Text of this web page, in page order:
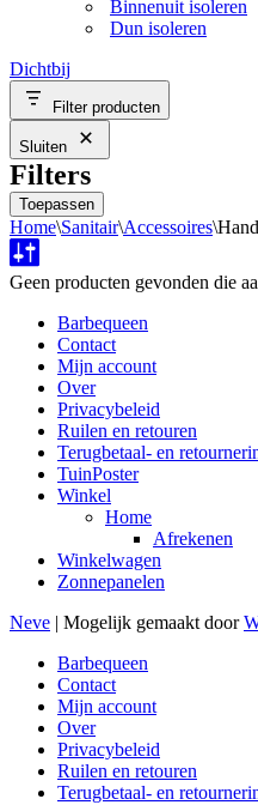
Binnenuit isoleren
Dun isoleren
Dichtbij
Filter producten
Sluiten
Filters
Toepassen
Home\Sanitair\Accessoires\
Geen producten gevonden die
Barbequeen
Contact
Mijn account
Over
Privacybeleid
Ruilen en retouren
Terugbetaal- en
TuinPoster
Winkel
Home
Afrekenen
Winkelwagen
Zonnepanelen
Neve | Mogelijk gemaakt door
Barbequeen
Contact
Mijn account
Over
Privacybeleid
Ruilen en retouren
Terugbetaal- en